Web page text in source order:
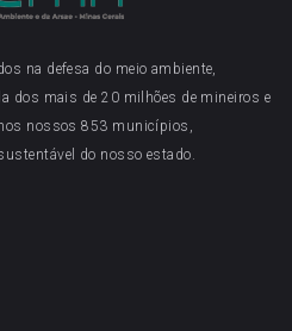
na defesa do meio ambiente,
dos mais de 20 milhões de mineiros e
nossos 853 municípios,
do nosso estado.